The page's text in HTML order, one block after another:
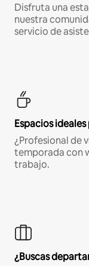
Disfruta una
nuestra
servicio de
Espacios
¿Profesional de
temporada con
trabajo.
¿Buscas